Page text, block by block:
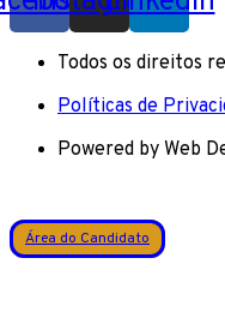
Todos os direitos
Políticas de
Powered by Web
Área do Candidato